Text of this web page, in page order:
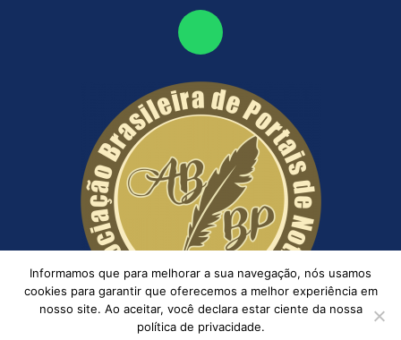
Informamos que para melhorar a sua navegação, nós usamos
cookies para garantir que oferecemos a melhor experiência em
nosso site. Ao aceitar, você declara estar ciente da nossa
política de privacidade.